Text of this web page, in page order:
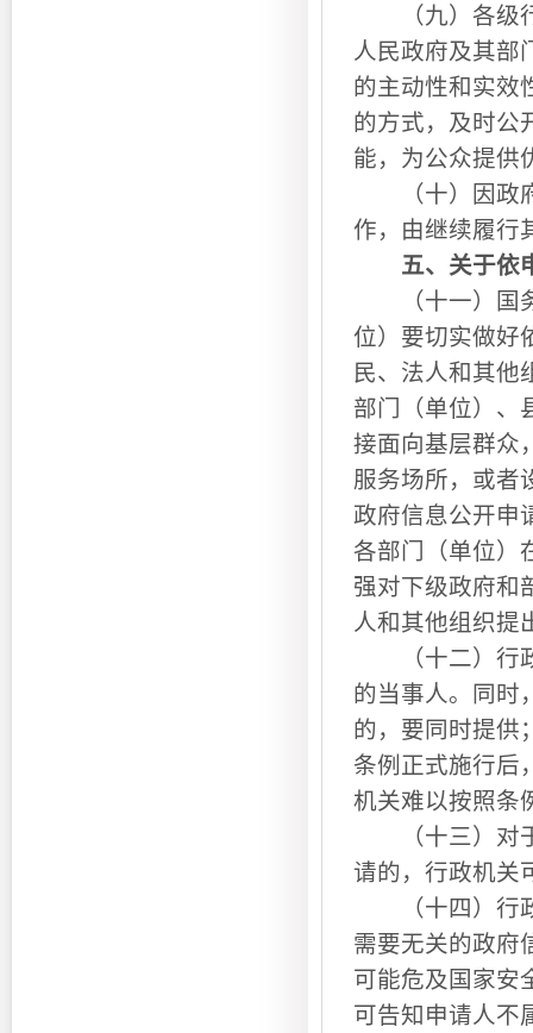
（九）各级行
人民政府及其部
的主动性和实效
的方式，及时公
能，为公众提供
（十）因政府
作，由继续履行
五、关于依
（十一）国务
位）要切实做好
民、法人和其他
部门（单位）、
接面向基层群众
服务场所，或者
政府信息公开申
各部门（单位）
强对下级政府和
人和其他组织提
（十二）行政
的当事人。同时
的，要同时提供
条例正式施行后
机关难以按照条
（十三）对于
请的，行政机关
（十四）行政
需要无关的政府
可能危及国家安
可告知申请人不